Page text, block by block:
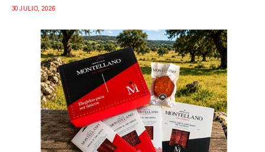
30 JULIO, 2026